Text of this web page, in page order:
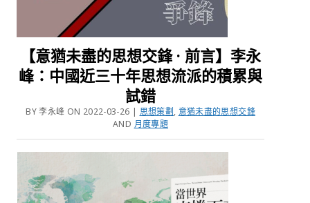
【意猶未盡的思想交鋒 · 前言】李永
峰：中國近三十年思想流派的積累與
試錯
BY 李永峰 ON 2022-03-26 | 思想策劃, 意猶未盡的思想交鋒
AND 月度專題